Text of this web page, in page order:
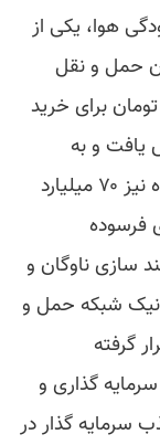
هوا، یکی از
حمل و نقل
۱۶۳ میلیارد تومان برای خرید
و به
شهروندان تقدیم شد و در بودجه سال آینده نیز ۷۰ میلیارد
ناوگان و
شبکه حمل و
گرفته
گذاری و
سرمایه گذار در